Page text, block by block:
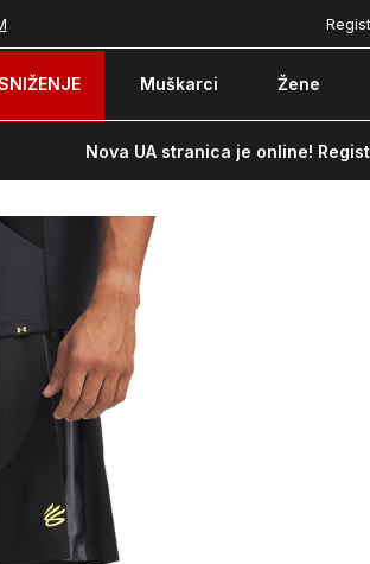
Plaćanje karticom ili pouzećem
Muškarci Žene
Nova UA stranica je online!